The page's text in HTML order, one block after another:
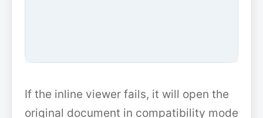
If the inline viewer fails, it will open the
original document in compatibility mode